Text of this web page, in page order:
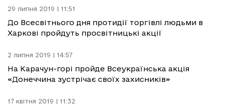
29 липня 2019 | 11:51
До Всесвітнього дня протидії торгівлі людьми в
Харкові пройдуть просвітницькі акції
2 липня 2019 | 14:57
На Карачун-горі пройде Всеукраїнська акція
«Донеччина зустрічає своїх захисників»
17 квітня 2019 | 11:32